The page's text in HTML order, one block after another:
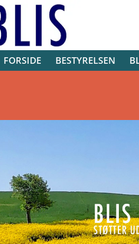
FORSIDE BESTYRELSEN